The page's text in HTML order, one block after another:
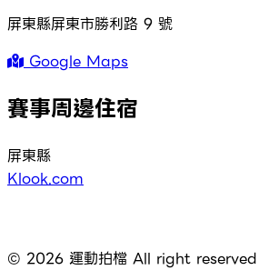
屏東縣屏東市勝利路 9 號
Google Maps
賽事周邊住宿
屏東縣
Klook.com
© 2026 運動拍檔 All right reserved